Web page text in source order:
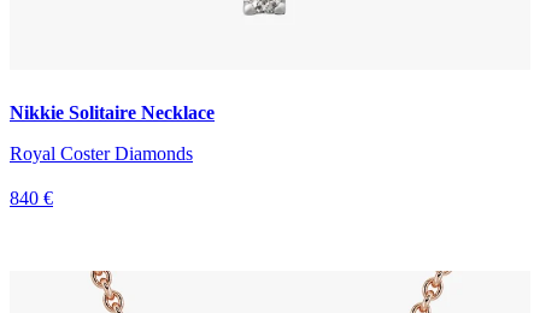
Nikkie Solitaire Necklace
Royal Coster Diamonds
840 €